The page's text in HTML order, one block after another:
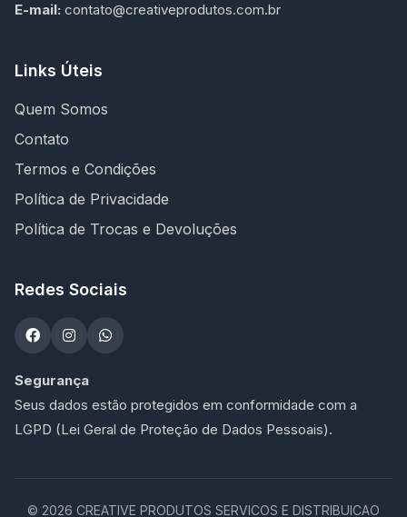
E-mail: contato@creativeprodutos.com.br
Links Úteis
Quem Somos
Contato
Termos e Condições
Política de Privacidade
Política de Trocas e Devoluções
Redes Sociais
Segurança
Seus dados estão protegidos em conformidade com a
LGPD (Lei Geral de Proteção de Dados Pessoais).
© 2026 CREATIVE PRODUTOS SERVICOS E DISTRIBUICAO